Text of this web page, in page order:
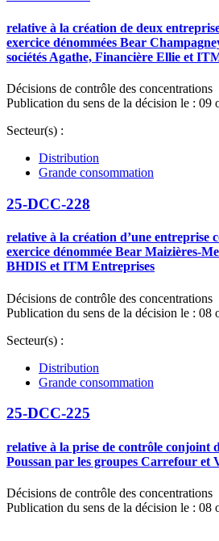
relative à la création de deux
exercice dénommées Bear
sociétés Agathe, Financière Ellie et
Décisions de contrôle des concentrations
Publication du sens de la décision le : 09
Secteur(s) :
Distribution
Grande consommation
25-DCC-228
relative à la création d’une entreprise
exercice dénommée Bear Maizières-
BHDIS et ITM Entreprises
Décisions de contrôle des concentrations
Publication du sens de la décision le : 08
Secteur(s) :
Distribution
Grande consommation
25-DCC-225
relative à la prise de contrôle conjoint
Poussan par les groupes Carrefour et
Décisions de contrôle des concentrations
Publication du sens de la décision le : 08